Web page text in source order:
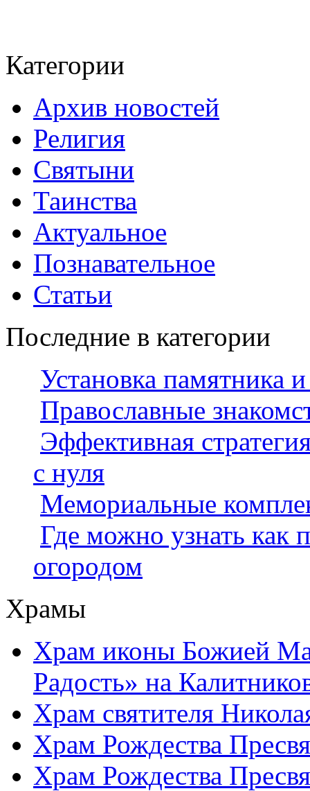
Категории
Архив новостей
Религия
Святыни
Таинства
Актуальное
Познавательное
Статьи
Последние в категории
Установка памятника
Православные
Эффективная
с нуля
Мемориальные
Где можно узнать как
огородом
Храмы
Храм иконы Божией
Радость» на
Храм святителя
Храм Рождества
Храм Рождества